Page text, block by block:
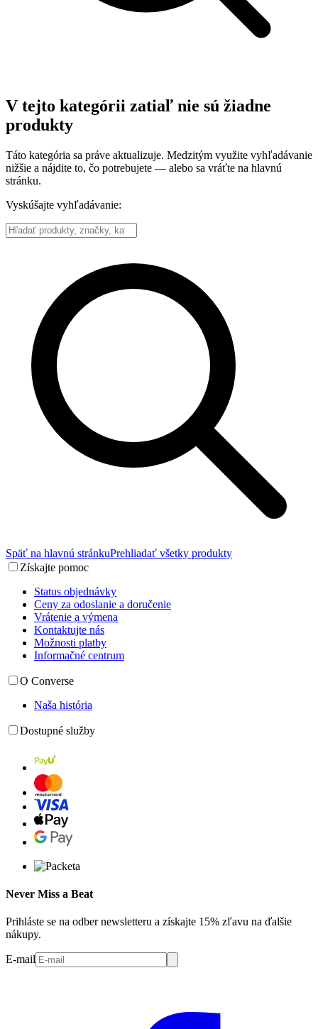
V tejto kategórii zatiaľ nie sú žiadne
produkty
Táto kategória sa práve aktualizuje. Medzitým využite vyhľadávanie
nižšie a nájdite to, čo potrebujete — alebo sa vráťte na hlavnú
stránku.
Vyskúšajte vyhľadávanie:
Späť na hlavnú stránkuPrehliadať všetky produkty
Získajte pomoc
Status objednávky
Ceny za odoslanie a doručenie
Vrátenie a výmena
Kontaktujte nás
Možnosti platby
Informačné centrum
O Converse
Naša história
Dostupné služby
Never Miss a Beat
Prihláste se na odber newsletteru a získajte 15% zľavu na ďalšie
nákupy.
E-mail